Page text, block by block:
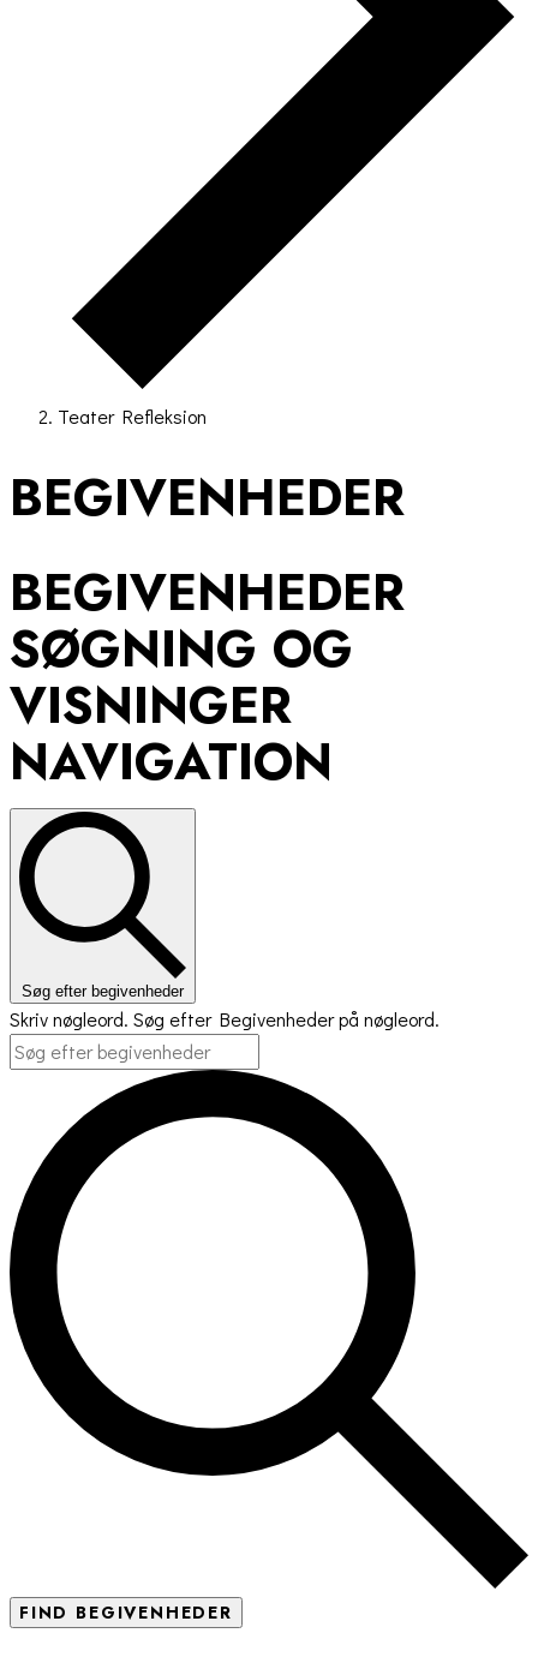
Teater Refleksion
BEGIVENHEDER
BEGIVENHEDER
SØGNING OG
VISNINGER
NAVIGATION
Søg efter begivenheder
Skriv nøgleord. Søg efter Begivenheder på nøgleord.
FIND BEGIVENHEDER